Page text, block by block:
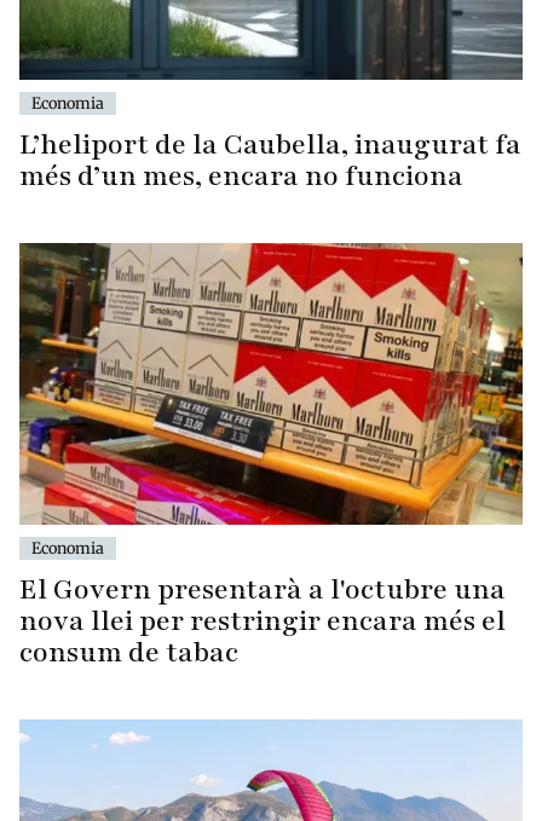
Economia
L’heliport de la Caubella, inaugurat fa
més d’un mes, encara no funciona
Economia
El Govern presentarà a l'octubre una
nova llei per restringir encara més el
consum de tabac